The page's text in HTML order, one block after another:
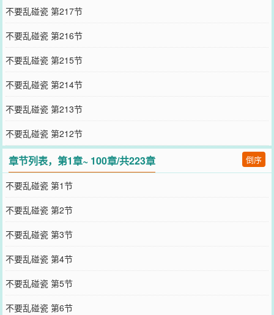
不要乱碰瓷 第217节
不要乱碰瓷 第216节
不要乱碰瓷 第215节
不要乱碰瓷 第214节
不要乱碰瓷 第213节
不要乱碰瓷 第212节
章节列表，第1章~ 100章/共223章 倒序
不要乱碰瓷 第1节
不要乱碰瓷 第2节
不要乱碰瓷 第3节
不要乱碰瓷 第4节
不要乱碰瓷 第5节
不要乱碰瓷 第6节